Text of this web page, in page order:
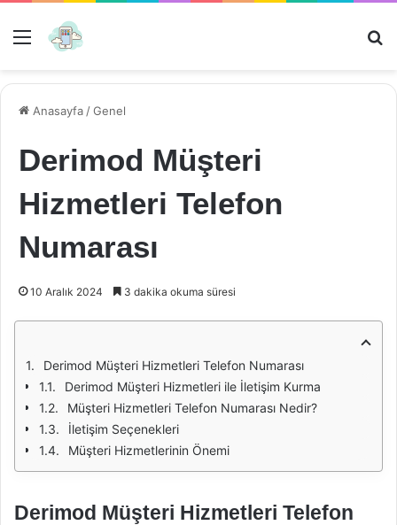
Menü
Anasayfa /Genel
Derimod Müşteri
Hizmetleri Telefon
Numarası
10 Aralık 2024 3 dakika okuma süresi
Derimod Müşteri Hizmetleri Telefon Numarası
Derimod Müşteri Hizmetleri ile İletişim Kurma
Müşteri Hizmetleri Telefon Numarası Nedir?
İletişim Seçenekleri
Müşteri Hizmetlerinin Önemi
Derimod Müşteri Hizmetleri Telefon